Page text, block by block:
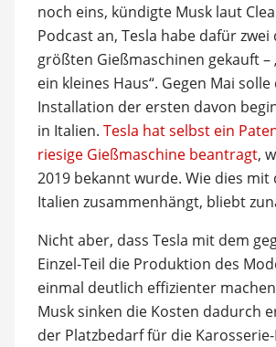
noch eins, kündigte Musk laut
Podcast an, Tesla habe dafür
größten Gießmaschinen gekauft –
ein kleines Haus“. Gegen Mai solle
Installation der ersten davon
in Italien. Tesla hat selbst ein
riesige Gießmaschine beantragt,
2019 bekannt wurde. Wie dies mit
Italien zusammenhängt, bliebt
Nicht aber, dass Tesla mit dem
Einzel-Teil die Produktion des
einmal deutlich effizienter
Musk sinken die Kosten dadurch
der Platzbedarf für die